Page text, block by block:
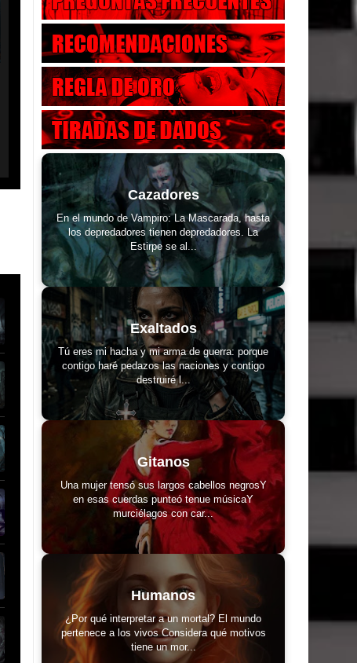
Cazadores
En el mundo de Vampiro: La Mascarada, hasta
los depredadores tienen depredadores. La
Estirpe se al...
Exaltados
Tú eres mi hacha y mi arma de guerra: porque
contigo haré pedazos las naciones y contigo
destruiré l...
Gitanos
Una mujer tensó sus largos cabellos negrosY
en esas cuerdas punteó tenue músicaY
murciélagos con car...
Humanos
¿Por qué interpretar a un mortal? El mundo
pertenece a los vivos Considera qué motivos
tiene un mor...